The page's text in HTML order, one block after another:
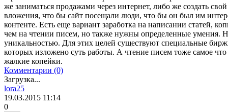
же заниматься продажами через интернет, либо же создать
вложения, что бы сайт посещали люди, что бы он был им
контенте. Есть еще вариант заработка на написании статей,
чем на чтении писем, но также нужны определенные умения.
уникальностью. Для этих целей существуют специальные
которых изложено суть работы. А чтение писем тоже самое
жалкие копейки.
Комментарии (0)
Загрузка...
lora25
19.03.2015 11:14
0